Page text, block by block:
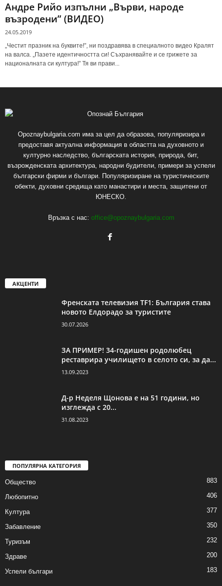
Андре Рийо изпълни „Върви, народе
възродени” (ВИДЕО)
24.05.2019
„Честит празник на буквите!”, ни поздравява в специалното видео Кралят
на валса. „Пазете идентичността си! Съхранявайте и се грижете за
националната си култура!” Тя ви прави...
Opoznaybulgaria.com има за цел да образова, популяризира и
предоставя актуална информация в областта на духовното и
културно наследство, българската история, природа, бит,
възрожденската архитектура, народни будители, примери за успели
български фирми и българи. Популяризиране на туристическите
обекти, духовни средища като манастири и места, защитени от
ЮНЕСКО.
Връзка с нас: office@opoznaybulgaria.com
АКЦЕНТИ
Френската телевизия TF1: България става
новото Елдорадо за туристите
30.07.2026
ЗА ПРИМЕР! 34-годишен родолюбец
реставрира училището в селото си, за да...
13.09.2023
Д-р Неделя Щонова е на 51 години, но
изглежда с 20...
31.08.2023
ПОПУЛЯРНА КАТЕГОРИЯ
Общество 883
Любопитно 406
Култура 377
Забавление 350
Туризъм 232
Здраве 200
Успели българи 183